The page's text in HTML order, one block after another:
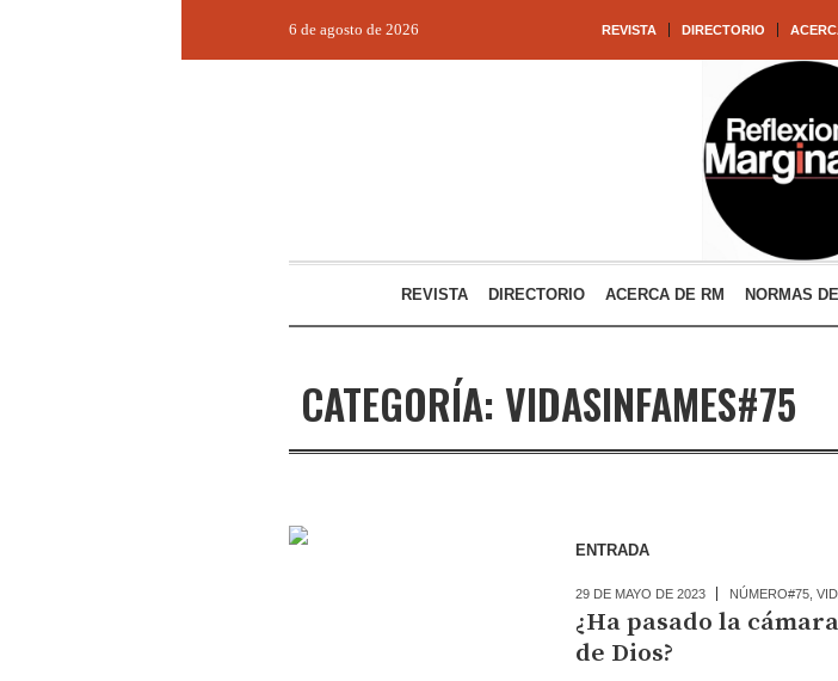
REVISTA DIRECTORIO
6 de agosto de 2026
REVISTA DIRECTORIO ACERCA DE RM NORMAS
CATEGORÍA: VIDASINFAMES#75
ENTRADA
29 DE MAYO DE 2023 NÚMERO#75,
¿Ha pasado la
de Dios?